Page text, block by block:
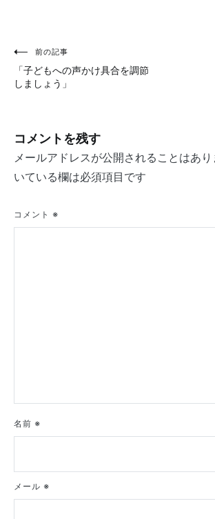
投
稿
ビ
ゲ
ー
シ
ョ
前の記事
「子どもへの声かけ具合を調節
しましょう」
コメントを残す
メールアドレスが公開されることはあり
いている欄は必須項目です
コメント ※
名前 ※
メール ※